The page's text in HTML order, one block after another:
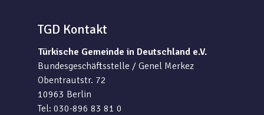
TGD Kontakt
Türkische Gemeinde in Deutschland e.V.
Bundesgeschäftsstelle / Genel Merkez
Obentrautstr. 72
10963 Berlin
Tel: 030-896 83 81 0